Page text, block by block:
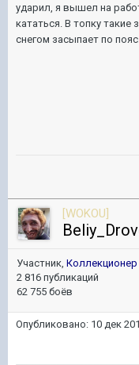
ударил, я вышел на
кататься. В топку
снегом засыпает по пояс.
[WOKOU]
Участник, Коллекционер
2 816 публикаций
62 755 боёв
Опубликовано: 10 дек